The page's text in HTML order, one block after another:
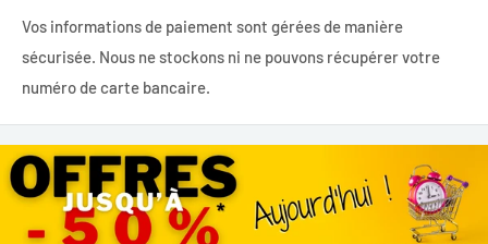
Vos informations de paiement sont gérées de manière
sécurisée. Nous ne stockons ni ne pouvons récupérer votre
numéro de carte bancaire.